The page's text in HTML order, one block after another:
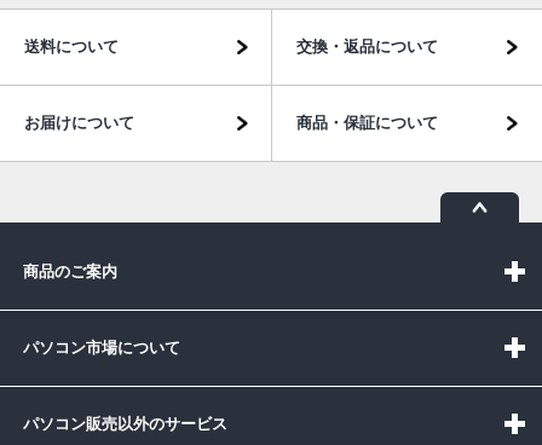
送料について 交換・返品について
お届けについて 商品・保証について
商品のご案内
パソコン市場について
パソコン販売以外のサービス